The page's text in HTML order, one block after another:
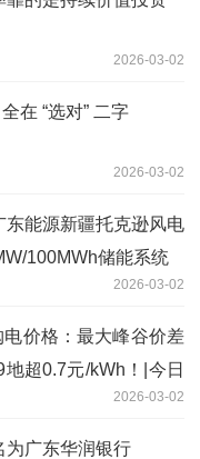
2026-03-02
在 “选对” 二字
2026-03-02
东能源新疆托克逊风电
100MWh储能系统
2026-03-02
价格：最大峰谷价差
超0.7元/kWh！|今日
2026-03-02
为广东华润银行